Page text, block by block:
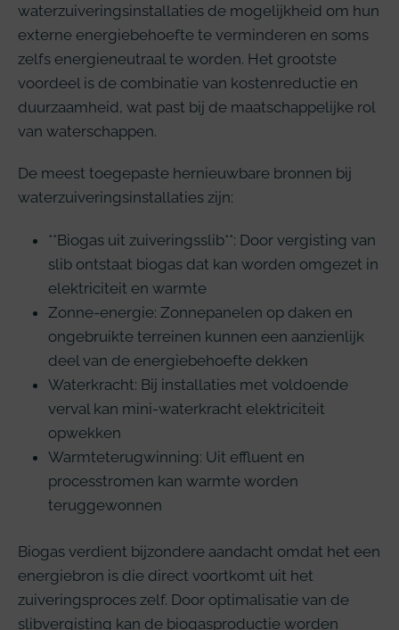
waterzuiveringsinstallaties de mogelijkheid om hun
externe energiebehoefte te verminderen en soms
zelfs energieneutraal te worden. Het grootste
voordeel is de combinatie van kostenreductie en
duurzaamheid, wat past bij de maatschappelijke rol
van waterschappen.
De meest toegepaste hernieuwbare bronnen bij
waterzuiveringsinstallaties zijn:
**Biogas uit zuiveringsslib**: Door vergisting van
slib ontstaat biogas dat kan worden omgezet in
elektriciteit en warmte
Zonne-energie: Zonnepanelen op daken en
ongebruikte terreinen kunnen een aanzienlijk
deel van de energiebehoefte dekken
Waterkracht: Bij installaties met voldoende
verval kan mini-waterkracht elektriciteit
opwekken
Warmteterugwinning: Uit effluent en
processtromen kan warmte worden
teruggewonnen
Biogas verdient bijzondere aandacht omdat het een
energiebron is die direct voortkomt uit het
zuiveringsproces zelf. Door optimalisatie van de
slibvergisting kan de biogasproductie worden